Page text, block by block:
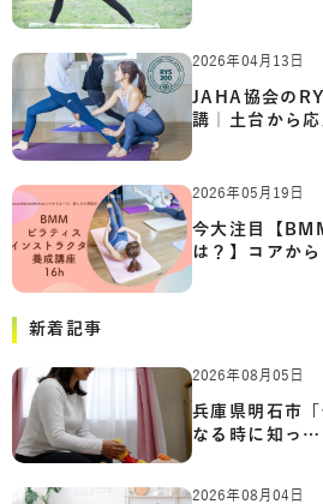
2026年04月13日
JAHA協会の
講｜土台から
2026年05月19日
今大注目【
は？】コアか
新着記事
2026年08月05日
兵庫県明石市
なる時に知っ…
2026年08月04日